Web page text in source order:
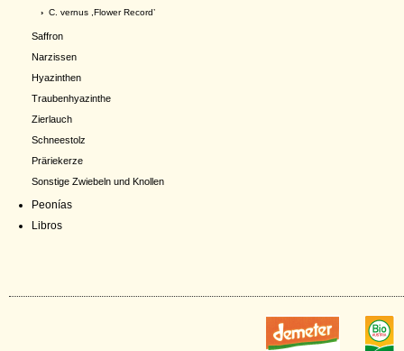
› C. vernus ,Flower Record’
Saffron
Narzissen
Hyazinthen
Traubenhyazinthe
Zierlauch
Schneestolz
Präriekerze
Sonstige Zwiebeln und Knollen
Peonías
Libros